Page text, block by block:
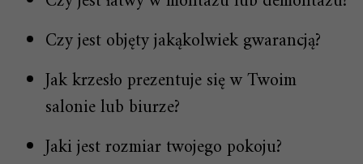
Czy jest objęty jakąkolwiek gwarancją?
Jak krzesło prezentuje się w Twoim
salonie lub biurze?
Jaki jest rozmiar twojego pokoju?